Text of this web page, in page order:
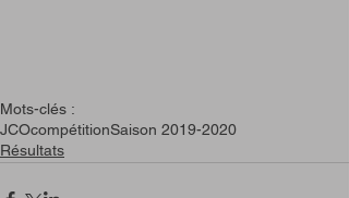
Mots-clés :
JCOcompétitionSaison 2019-2020
Résultats